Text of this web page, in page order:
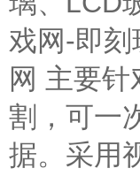
戏网-即
网 主要针
割，可一
据。采用